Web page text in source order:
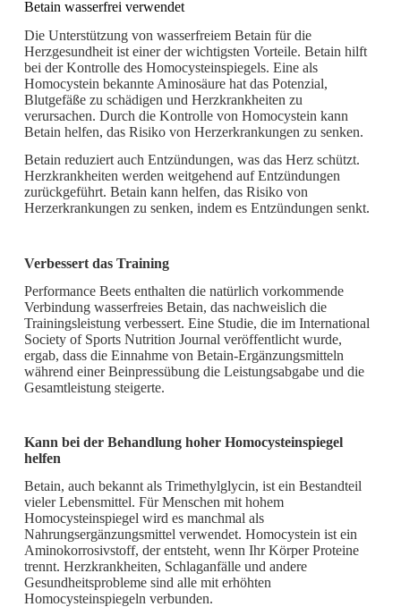
Betain wasserfrei verwendet
Die Unterstützung von wasserfreiem Betain für die
Herzgesundheit ist einer der wichtigsten Vorteile. Betain hilft
bei der Kontrolle des Homocysteinspiegels. Eine als
Homocystein bekannte Aminosäure hat das Potenzial,
Blutgefäße zu schädigen und Herzkrankheiten zu
verursachen. Durch die Kontrolle von Homocystein kann
Betain helfen, das Risiko von Herzerkrankungen zu senken.
Betain reduziert auch Entzündungen, was das Herz schützt.
Herzkrankheiten werden weitgehend auf Entzündungen
zurückgeführt. Betain kann helfen, das Risiko von
Herzerkrankungen zu senken, indem es Entzündungen senkt.
Verbessert das Training
Performance Beets enthalten die natürlich vorkommende
Verbindung wasserfreies Betain, das nachweislich die
Trainingsleistung verbessert. Eine Studie, die im International
Society of Sports Nutrition Journal veröffentlicht wurde,
ergab, dass die Einnahme von Betain-Ergänzungsmitteln
während einer Beinpressübung die Leistungsabgabe und die
Gesamtleistung steigerte.
Kann bei der Behandlung hoher Homocysteinspiegel
helfen
Betain, auch bekannt als Trimethylglycin, ist ein Bestandteil
vieler Lebensmittel. Für Menschen mit hohem
Homocysteinspiegel wird es manchmal als
Nahrungsergänzungsmittel verwendet. Homocystein ist ein
Aminokorrosivstoff, der entsteht, wenn Ihr Körper Proteine ​​
trennt. Herzkrankheiten, Schlaganfälle und andere
Gesundheitsprobleme sind alle mit erhöhten
Homocysteinspiegeln verbunden.